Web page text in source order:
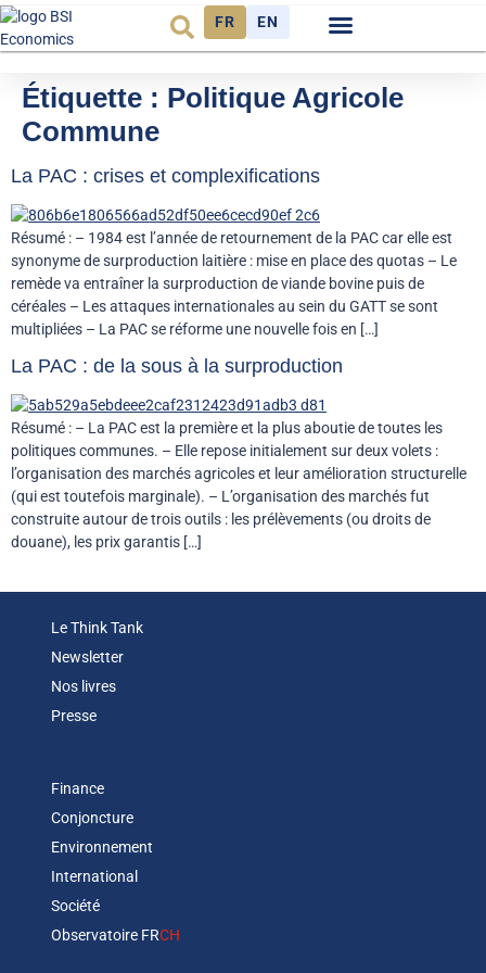
FR EN
Étiquette : Politique Agricole
Commune
La PAC : crises et complexifications
Résumé : – 1984 est l’année de retournement de la PAC car elle est
synonyme de surproduction laitière : mise en place des quotas – Le
remède va entraîner la surproduction de viande bovine puis de
céréales – Les attaques internationales au sein du GATT se sont
multipliées – La PAC se réforme une nouvelle fois en […]
La PAC : de la sous à la surproduction
Résumé : – La PAC est la première et la plus aboutie de toutes les
politiques communes. – Elle repose initialement sur deux volets :
l’organisation des marchés agricoles et leur amélioration structurelle
(qui est toutefois marginale). – L’organisation des marchés fut
construite autour de trois outils : les prélèvements (ou droits de
douane), les prix garantis […]
Le Think Tank
Newsletter
Nos livres
Presse
Finance
Conjoncture
Environnement
International
Société
Observatoire FRCH